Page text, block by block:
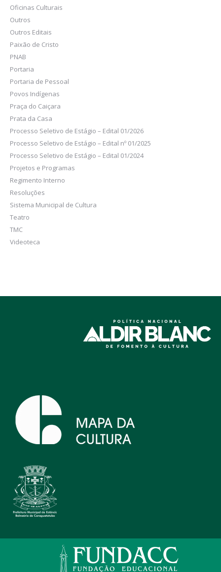
Oficinas Culturais
Outros
Outros Editais
Paixão de Cristo
PNAB
Portaria
Portaria de Pessoal
Povos Indígenas
Praça do Caiçara
Prata da Casa
Processo Seletivo de Estágio – Edital 01/2026
Processo Seletivo de Estágio – Edital nº 01/2025
Processo Seletivo de Estágio – Edital 01/2024
Projetos e Programas
Regimento Interno
Resoluções
Sistema Municipal de Cultura
Teatro
TMC
Videoteca